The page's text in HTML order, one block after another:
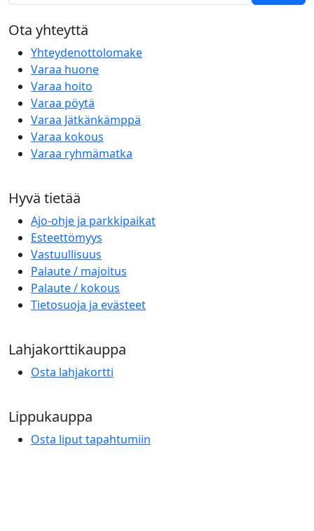
Ota yhteyttä
Yhteydenottolomake
Varaa huone
Varaa hoito
Varaa pöytä
Varaa Jätkänkämppä
Varaa kokous
Varaa ryhmämatka
Hyvä tietää
Ajo-ohje ja parkkipaikat
Esteettömyys
Vastuullisuus
Palaute / majoitus
Palaute / kokous
Tietosuoja ja evästeet
Lahjakorttikauppa
Osta lahjakortti
Lippukauppa
Osta liput tapahtumiin